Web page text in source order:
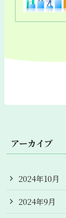
アーカイブ
2024年10月
2024年9月